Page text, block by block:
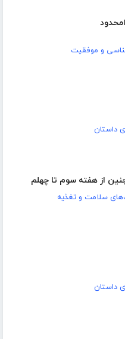
و موفقیت
داستان
از هفته سوم تا چهلم
سلامت و تغذیه
داستان